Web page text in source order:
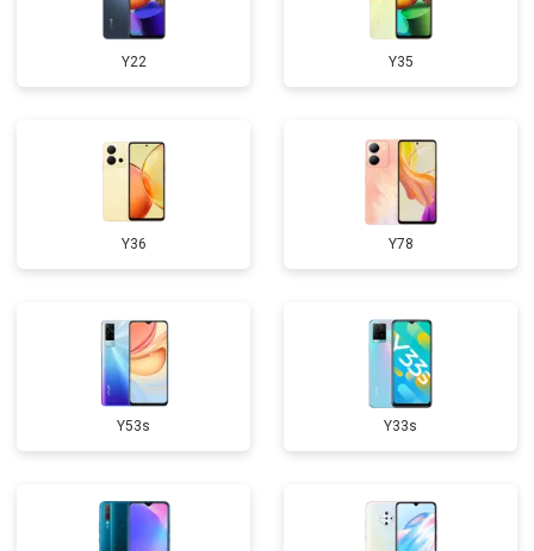
Y22 Y35
Y36 Y78
Y53s Y33s